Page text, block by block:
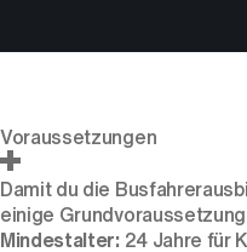
Voraussetzungen
Damit du die
einige
Mindestalter:24 Jahre für